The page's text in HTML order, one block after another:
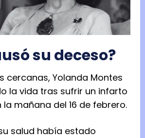
su deceso?
cercanas, Yolanda Montes
la vida tras sufrir un infarto
mañana del 16 de febrero.
salud había estado